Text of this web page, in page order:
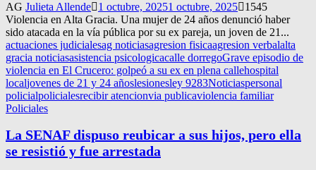
AG Julieta Allende 1 octubre, 20251 octubre, 2025
1545
Violencia en Alta Gracia. Una mujer de 24 años denunció haber
sido atacada en la vía pública por su ex pareja, un joven de 21...
actuaciones judicialesag noticiasagresion fisicaagresion verbalalta
gracia noticiasasistencia psicologicacalle dorregoGrave episodio de
violencia en El Crucero: golpeó a su ex en plena callehospital
localjovenes de 21 y 24 añoslesionesley 9283Noticiaspersonal
policialpolicialesrecibir atencionvia publicaviolencia familiar
Policiales
La SENAF dispuso reubicar a sus hijos, pero ella
se resistió y fue arrestada